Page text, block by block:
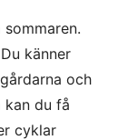
känner
och
kan du få
cyklar